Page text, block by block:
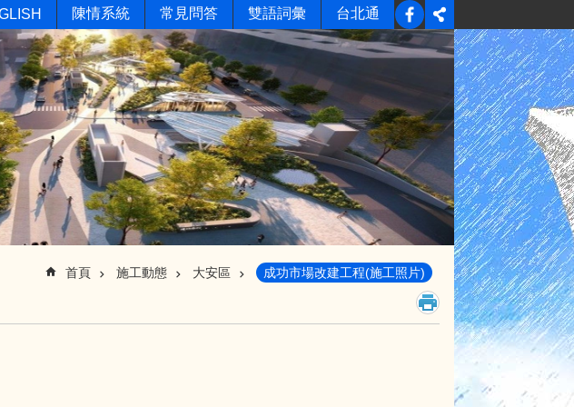
陳情系統 常見問答 雙語詞彙 台北通
首頁 施工動態 大安區 成功市場改建工程(施工照片)